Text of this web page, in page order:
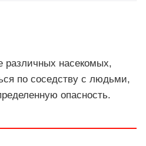
различных насекомых,
по соседству с людьми,
опасность.